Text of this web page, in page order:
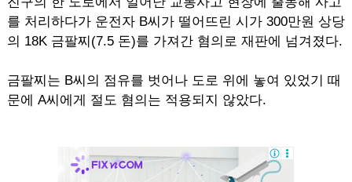
를 처리하다가 운전자 B씨가 떨어뜨린 시가 300만원 상당
의 18K 금팔찌(7.5 돈)를 가져간 혐의로 재판에 넘겨졌다.
금팔찌는 B씨의 점유를 벗어나 도로 위에 놓여 있었기 때
문에 A씨에게 절도 혐의는 적용되지 않았다.